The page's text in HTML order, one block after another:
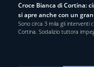
Croce Bianca di Cortina:
si apre anche con un
Sono circa 3 mila gli interventi
Cortina. Sodalizio tuttora